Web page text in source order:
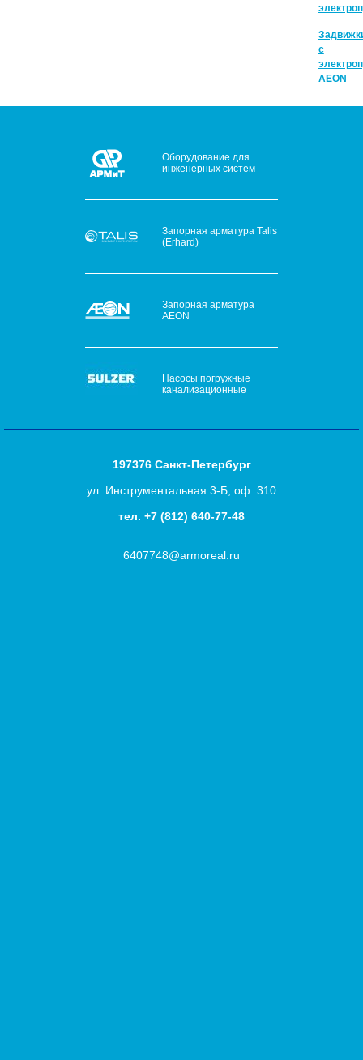
с
AEON
Оборудование для
инженерных систем
Запорная арматура Talis
(Erhard)
Запорная арматура
AEON
Насосы погружные
канализационные
197376 Санкт-Петербург
ул. Инструментальная 3-Б, оф. 310
тел. +7 (812) 640-77-48
6407748@armoreal.ru